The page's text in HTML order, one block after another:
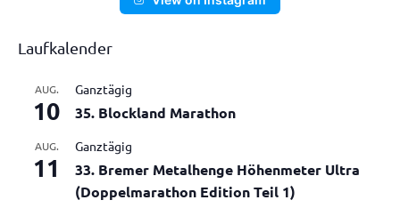
Laufkalender
AUG.
10
Ganztägig
35. Blockland Marathon
AUG.
11
Ganztägig
33. Bremer Metalhenge Höhenmeter Ultra
(Doppelmarathon Edition Teil 1)